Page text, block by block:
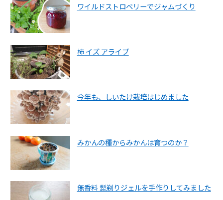
ワイルドストロベリーでジャムづくり
柿 イズ アライブ
今年も、しいたけ栽培はじめました
みかんの種からみかんは育つのか？
無香料 髭剃りジェルを手作りしてみました